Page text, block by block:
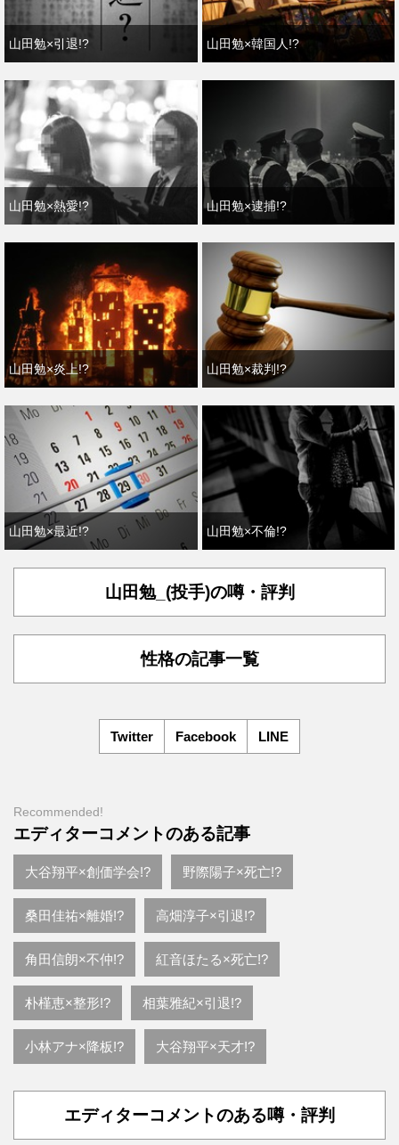
山田勉×引退!? 山田勉×韓国人!?
山田勉×熱愛!? 山田勉×逮捕!?
山田勉×炎上!? 山田勉×裁判!?
山田勉×最近!? 山田勉×不倫!?
山田勉_(投手)の噂・評判
性格の記事一覧
Twitter Facebook LINE
Recommended!
エディターコメントのある記事
大谷翔平×創価学会!? 野際陽子×死亡!?
桑田佳祐×離婚!? 高畑淳子×引退!?
角田信朗×不仲!? 紅音ほたる×死亡!?
朴槿恵×整形!? 相葉雅紀×引退!?
小林アナ×降板!? 大谷翔平×天才!?
エディターコメントのある噂・評判